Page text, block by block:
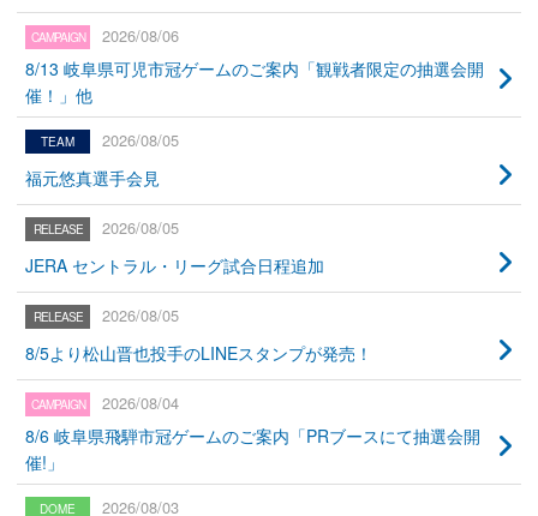
2026/08/06
8/13 岐阜県可児市冠ゲームのご案内「観戦者限定の抽選会開
催！」他
2026/08/05
福元悠真選手会見
2026/08/05
JERA セントラル・リーグ試合日程追加
2026/08/05
8/5より松山晋也投手のLINEスタンプが発売！
2026/08/04
8/6 岐阜県飛騨市冠ゲームのご案内「PRブースにて抽選会開
催!」
2026/08/03